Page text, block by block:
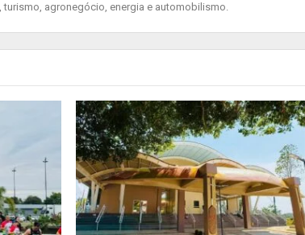
turismo, agronegócio, energia e automobilismo.